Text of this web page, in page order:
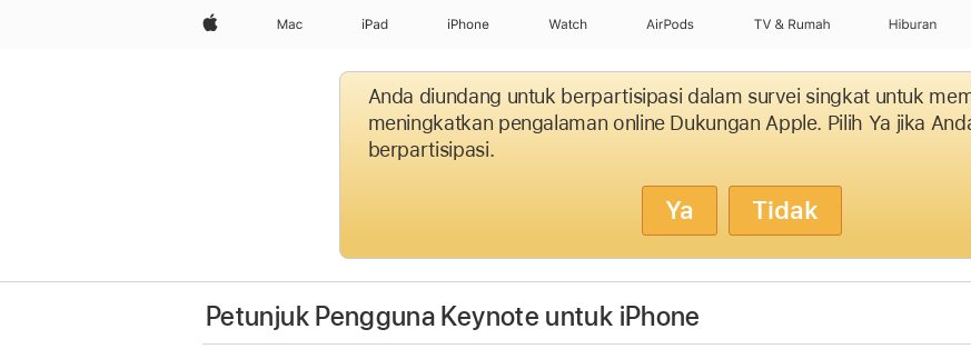
Apple Mac iPad iPhone Watch AirPods TV & Rumah Hiburan
Anda diundang untuk berpartisipasi dalam survei singkat untuk
meningkatkan pengalaman online Dukungan Apple. Pilih Ya jika
berpartisipasi.
Ya Tidak
Petunjuk Pengguna Keynote untuk iPhone